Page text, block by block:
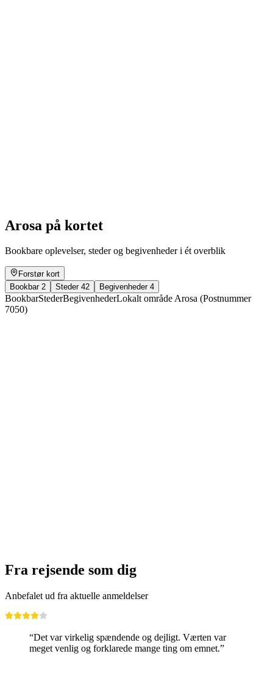
Arosa på kortet
Bookbare oplevelser, steder og begivenheder i ét overblik
Forstør kort
Bookbar 2 Steder 42 Begivenheder 4
BookbarStederBegivenhederLokalt område Arosa (Postnummer
7050)
Fra rejsende som dig
Anbefalet ud fra aktuelle anmeldelser
“Det var virkelig spændende og dejligt. Værten var
meget venlig og forklarede mange ting om emnet.”